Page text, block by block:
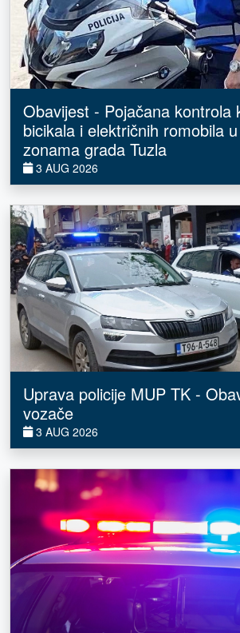
Obavijest - Pojačana kontrola
bicikala i električnih romobila
zonama grada Tuzla
3 AUG 2026
Uprava policije MUP TK -
vozače
3 AUG 2026